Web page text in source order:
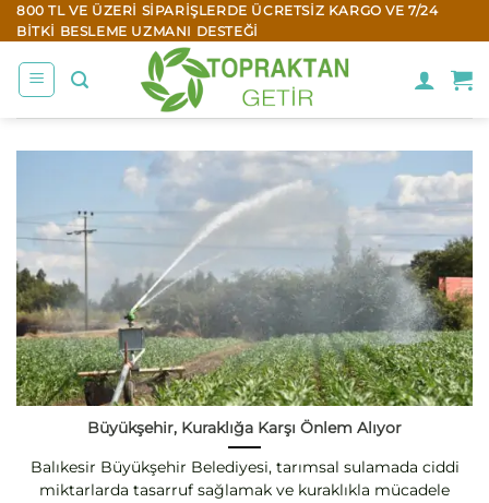
İçeriğe
atla
800 TL VE ÜZERI SIPARIŞLERDE ÜCRETSIZ KARGO VE 7/24
BITKI BESLEME UZMANI DESTEĞI
Büyükşehir, Kuraklığa Karşı Önlem Alıyor
Balıkesir Büyükşehir Belediyesi, tarımsal sulamada ciddi
miktarlarda tasarruf sağlamak ve kuraklıkla mücadele